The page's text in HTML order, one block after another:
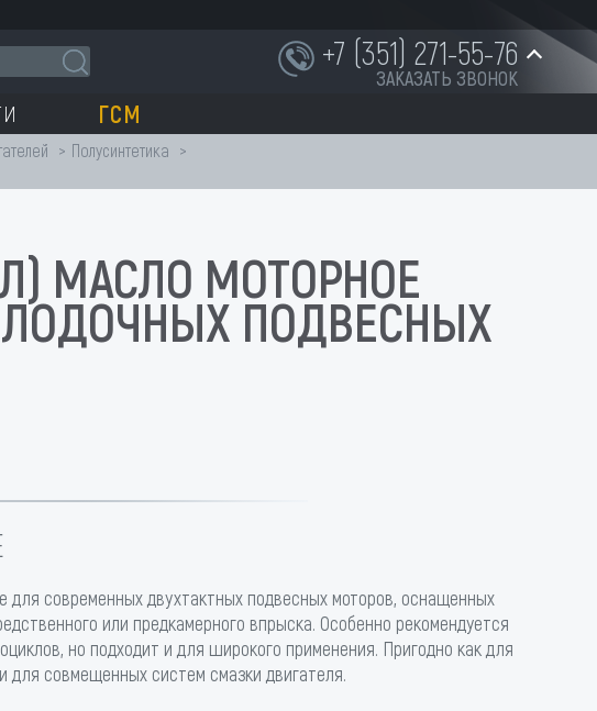
+7 (351) 271-55-76
ЗАКАЗАТЬ ЗВОНОК
+7 (951) 252-91-87
ГСМ
Полусинтетика
МАСЛО МОТОРНОЕ
ЛОДОЧНЫХ ПОДВЕСНЫХ
для современных двухтактных подвесных моторов, оснащенных
или предкамерного впрыска. Особенно рекомендуется
но подходит и для широкого применения. Пригодно как для
для совмещенных систем смазки двигателя.